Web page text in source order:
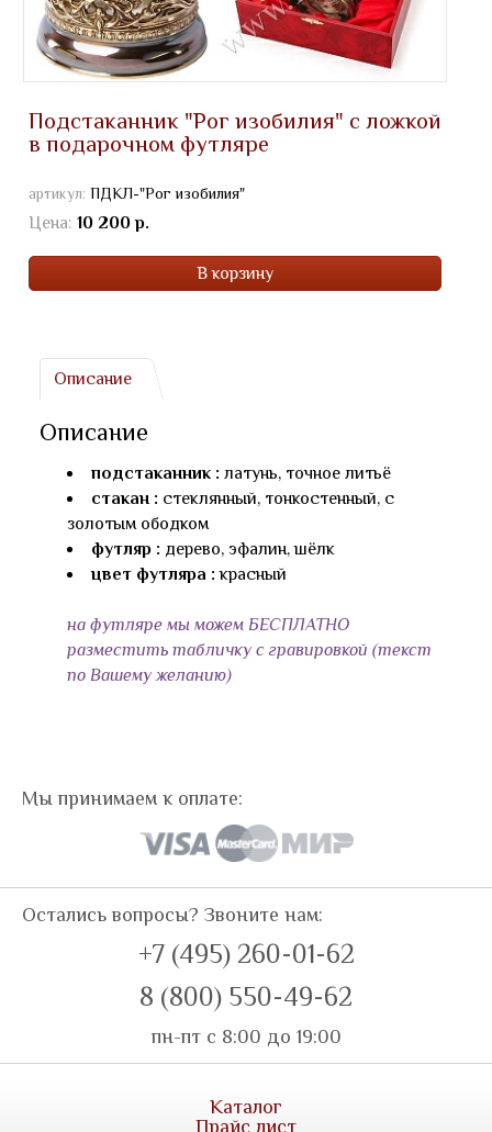
Описание
Описание
подстаканник : латунь, точное литьё
стакан : стеклянный, тонкостенный, с
золотым ободком
футляр : дерево, эфалин, шёлк
цвет футляра : красный
на футляре мы можем БЕСПЛАТНО
разместить табличку с гравировкой (текст
по Вашему желанию)
Подстаканник "Рог изобилия" с ложкой
в подарочном футляре
артикул: ПДКЛ-"Рог изобилия"
Цена: 10 200 р.
В корзину
Мы принимаем к оплате:
Остались вопросы? Звоните нам:
+7 (495) 260-01-62
8 (800) 550-49-62
пн-пт с 8:00 до 19:00
Каталог
Прайс лист